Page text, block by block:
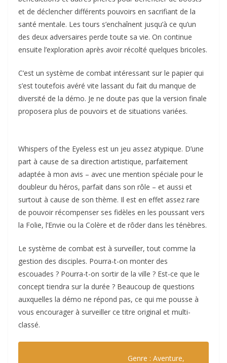
et de déclencher différents pouvoirs en sacrifiant de la
santé mentale. Les tours s’enchaînent jusqu’à ce qu’un
des deux adversaires perde toute sa vie. On continue
ensuite l’exploration après avoir récolté quelques bricoles.
C’est un système de combat intéressant sur le papier qui
s’est toutefois avéré vite lassant du fait du manque de
diversité de la démo. Je ne doute pas que la version finale
proposera plus de pouvoirs et de situations variées.
Whispers of the Eyeless est un jeu assez atypique. D’une
part à cause de sa direction artistique, parfaitement
adaptée à mon avis – avec une mention spéciale pour le
doubleur du héros, parfait dans son rôle – et aussi et
surtout à cause de son thème. Il est en effet assez rare
de pouvoir récompenser ses fidèles en les poussant vers
la Folie, l’Envie ou la Colère et de rôder dans les ténèbres.
Le système de combat est à surveiller, tout comme la
gestion des disciples. Pourra-t-on monter des
escouades ? Pourra-t-on sortir de la ville ? Est-ce que le
concept tiendra sur la durée ? Beaucoup de questions
auxquelles la démo ne répond pas, ce qui me pousse à
vous encourager à surveiller ce titre original et multi-
classé.
Genre : Aventure,